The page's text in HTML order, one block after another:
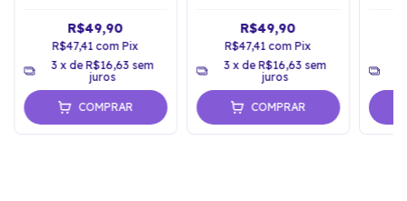
R$49,90
R$47,41com Pix
3 x deR$16,63 sem
juros
COMPRAR
R$49,90
R$47,41com Pix
3 x deR$16,63 sem
juros
COMPRAR